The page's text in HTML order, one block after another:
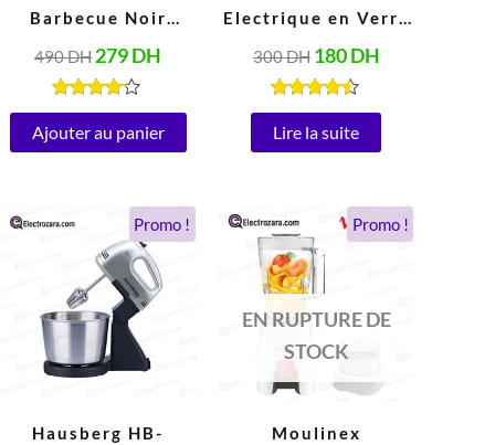
Barbecue Noir
(2000W, 230V,
50Hz)
490DH 279DH
Note
4.00
Ajouter au panier
Electrique en Verre
2 Litres, Arrêt
Automatique, Base
Rotative à 360°
(1800W)
300DH 180DH
Note
4.34
Lire la suite
Promo !
Hausberg HB-
prix
initial
était :
428 DH.
Le
prix
est :
Promo !
EN RUPTURE DE
STOCK
Moulinex
prix
initial
était :
900 DH.
Le
prix
475 DH.